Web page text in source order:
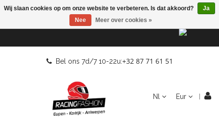
Bel ons 7d/7 10-22u:+32 87 71 61 51
Nl Eur
Wij slaan cookies op om onze website te verbeteren. Is dat akkoord?
Ja
Nee
Meer over cookies »